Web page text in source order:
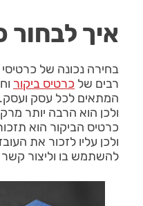
איך לבחור
בחירה נכונה של
רבים של כרטיס ביקור
המתאים לכל עסק ועסק.
ולכן הוא הרבה יותר
כרטיס הביקור הוא
ולכן עליו לזכור את
להשתמש בו וליצור